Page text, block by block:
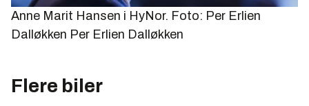
Anne Marit Hansen i HyNor. Foto: Per Erlien
Dalløkken Per Erlien Dalløkken
Flere biler